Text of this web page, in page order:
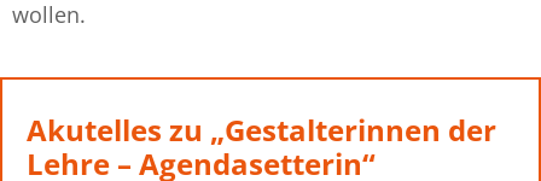
wollen.
Akutelles zu „Gestalterinnen der
Lehre – Agendasetterin“